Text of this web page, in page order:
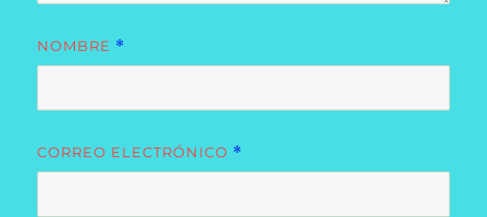
NOMBRE *
CORREO ELECTRÓNICO *